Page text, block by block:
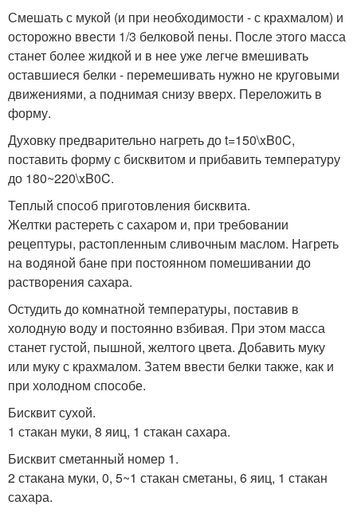
Смешать с мукой (и при необходимости - с крахмалом) и
осторожно ввести 1/3 белковой пены. После этого масса
станет более жидкой и в нее уже легче вмешивать
оставшиеся белки - перемешивать нужно не круговыми
движениями, а поднимая снизу вверх. Переложить в
форму.
Духовку предварительно нагреть до t=150\xB0C,
поставить форму с бисквитом и прибавить температуру
до 180~220\xB0C.
Теплый способ приготовления бисквита.
Желтки растереть с сахаром и, при требовании
рецептуры, растопленным сливочным маслом. Нагреть
на водяной бане при постоянном помешивании до
растворения сахара.
Остудить до комнатной температуры, поставив в
холодную воду и постоянно взбивая. При этом масса
станет густой, пышной, желтого цвета. Добавить муку
или муку с крахмалом. Затем ввести белки также, как и
при холодном способе.
Бисквит сухой.
1 стакан муки, 8 яиц, 1 стакан сахара.
Бисквит сметанный номер 1.
2 стакана муки, 0, 5~1 стакан сметаны, 6 яиц, 1 стакан
сахара.